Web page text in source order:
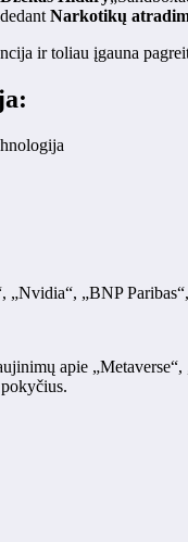
Narkotikų
ir toliau įgauna
„Nvidia“, „BNP
apie